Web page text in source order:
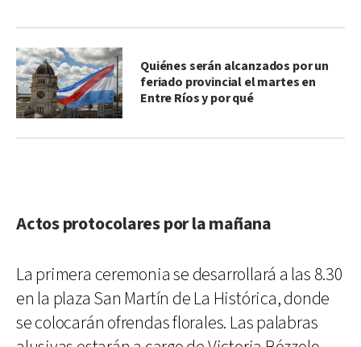
Quiénes serán alcanzados por un
feriado provincial el martes en
Entre Ríos y por qué
Actos protocolares por la mañana
La primera ceremonia se desarrollará a las 8.30
en la plaza San Martín de La Histórica, donde
se colocarán ofrendas florales. Las palabras